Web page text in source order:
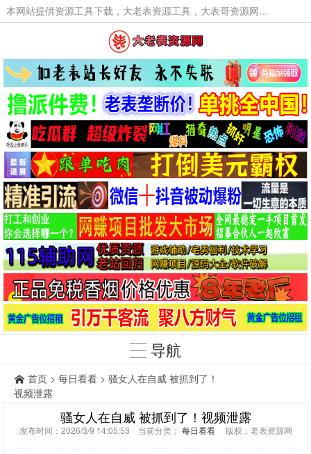
本网站提供资源工具下载，大老表资源工具，大表哥资源网软件工具，大老表资源下载，活动线报福利资源分享,活动线报，大型网游经典游戏，网络热门技术游戏辅助交流与分享。
导航
首页 > 每日看看 > 骚女人在自威 被抓到了！
视频泄露
骚女人在自威 被抓到了！视频泄露
发布时间：2026/3/9 14:05:53 当前分类： 每日看看版权：老表资源网